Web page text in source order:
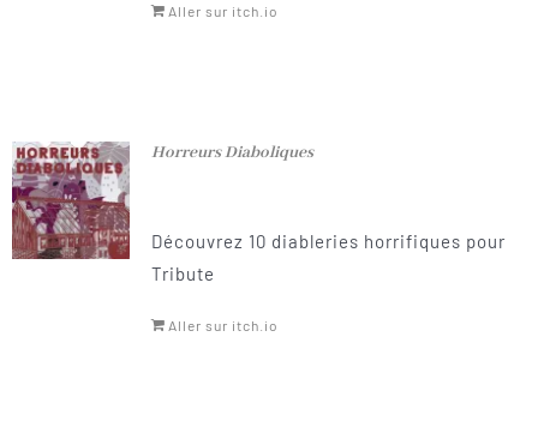
Aller sur itch.io
Horreurs Diaboliques
Découvrez 10 diableries horrifiques pour
Tribute
Aller sur itch.io